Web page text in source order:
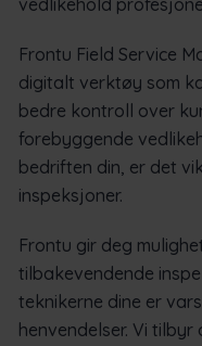
vedlikehold
Frontu Field Service
digitalt verktøy som
bedre kontroll over
forebyggende
bedriften din, er det
inspeksjoner.
Frontu gir deg
tilbakevendende
teknikerne dine er
henvendelser. Vi